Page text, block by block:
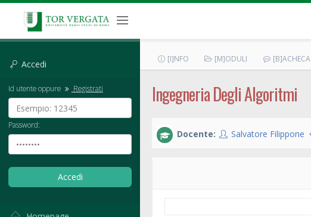
Accedi
Id utente oppure Registrati
Password:
[I]NFO [M]ODULI [B]ACHECA
Ingegneria Degli Algoritmi
Docente: Salvatore Filippone